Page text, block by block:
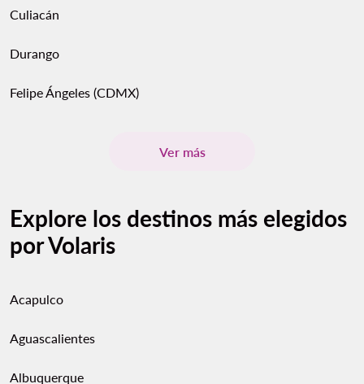
Culiacán
Durango
Felipe Ángeles (CDMX)
Ver más
Explore los destinos más elegidos
por Volaris
Acapulco
Aguascalientes
Albuquerque